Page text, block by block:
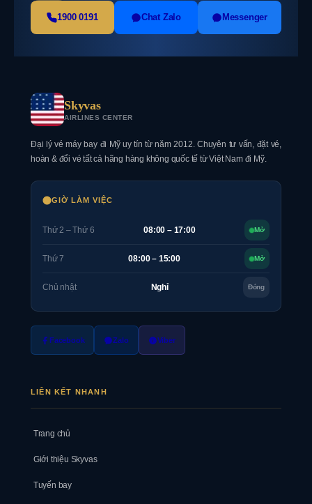
1900 0191 Chat Zalo Messenger
Skyvas
AIRLINES CENTER
Đại lý vé máy bay đi Mỹ uy tín từ năm 2012. Chuyên tư vấn, đặt vé,
hoàn & đổi vé tất cả hãng hàng không quốc tế từ Việt Nam đi Mỹ.
GIỜ LÀM VIỆC
Thứ 2 – Thứ 6 08:00 – 17:00 Mở
Thứ 7 08:00 – 15:00 Mở
Chủ nhật Nghỉ Đóng
Facebook Zalo Viber
LIÊN KẾT NHANH
Trang chủ
Giới thiệu Skyvas
Tuyến bay